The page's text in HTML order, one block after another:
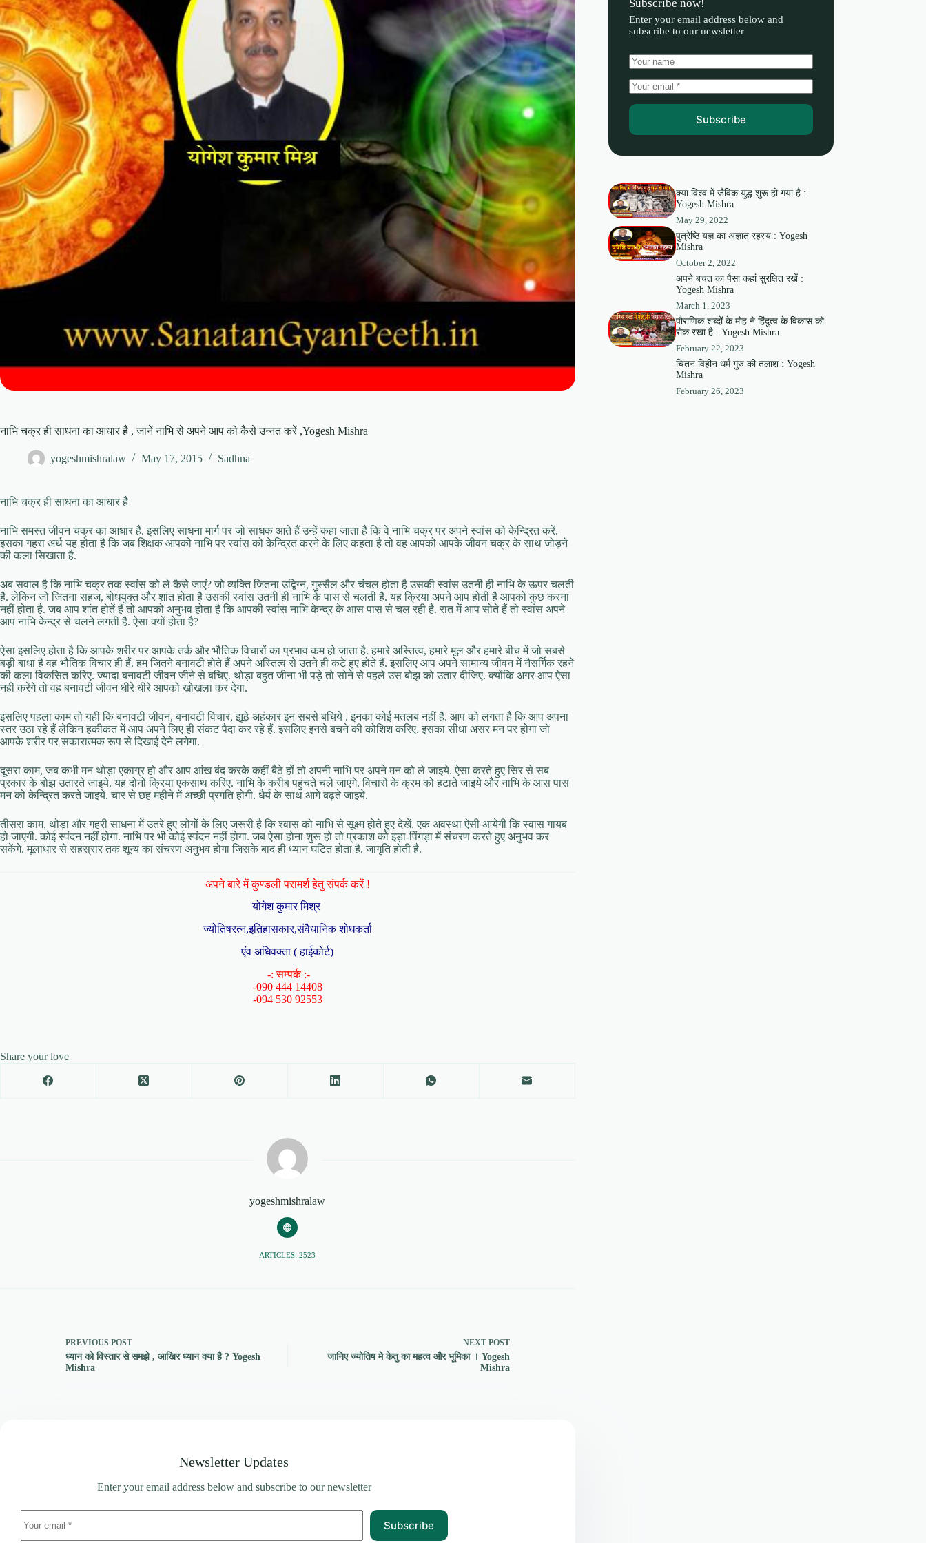
नाभि चक्र ही साधना का आधार है , जानें नाभि से अपने आप को कैसे उन्नत करें ,Yogesh Mishra
yogeshmishralaw May 17, 2015 Sadhna
नाभि चक्र ही साधना का आधार है
नाभि समस्त जीवन चक्र का आधार है. इसलिए साधना मार्ग पर जो साधक आते हैं उन्हें कहा जाता है कि वे नाभि चक्र पर अपने स्वांस को केन्द्रित करें.
इसका गहरा अर्थ यह होता है कि जब शिक्षक आपको नाभि पर स्वांस को केन्द्रित करने के लिए कहता है तो वह आपको आपके जीवन चक्र के साथ जोड़ने
की कला सिखाता है.
अब सवाल है कि नाभि चक्र तक स्वांस को ले कैसे जाएं? जो व्यक्ति जितना उद्विग्न, गुस्सैल और चंचल होता है उसकी स्वांस उतनी ही नाभि के ऊपर चलती
है. लेकिन जो जितना सहज, बोधयुक्त और शांत होता है उसकी स्वांस उतनी ही नाभि के पास से चलती है. यह क्रिया अपने आप होती है आपको कुछ करना
नहीं होता है. जब आप शांत होतें हैं तो आपको अनुभव होता है कि आपकी स्वांस नाभि केन्द्र के आस पास से चल रही है. रात में आप सोते हैं तो स्वांस अपने
आप नाभि केन्द्र से चलने लगती है. ऐसा क्यों होता है?
ऐसा इसलिए होता है कि आपके शरीर पर आपके तर्क और भौतिक विचारों का प्रभाव कम हो जाता है. हमारे अस्तित्व, हमारे मूल और हमारे बीच में जो सबसे
बड़ी बाधा है वह भौतिक विचार ही हैं. हम जितने बनावटी होते हैं अपने अस्तित्व से उतने ही कटे हुए होते हैं. इसलिए आप अपने सामान्य जीवन में नैसर्गिक रहने
की कला विकसित करिए. ज्यादा बनावटी जीवन जीने से बचिए. थोड़ा बहुत जीना भी पड़े तो सोने से पहले उस बोझ को उतार दीजिए. क्योंकि अगर आप ऐसा
नहीं करेंगे तो वह बनावटी जीवन धीरे धीरे आपको खोखला कर देगा.
इसलिए पहला काम तो यही कि बनावटी जीवन, बनावटी विचार, झूठे अहंकार इन सबसे बचिये . इनका कोई मतलब नहीं है. आप को लगता है कि आप अपना
स्तर उठा रहे हैं लेकिन हकीकत में आप अपने लिए ही संकट पैदा कर रहे हैं. इसलिए इनसे बचने की कोशिश करिए. इसका सीधा असर मन पर होगा जो
आपके शरीर पर सकारात्मक रूप से दिखाई देने लगेगा.
दूसरा काम, जब कभी मन थोड़ा एकाग्र हो और आप आंख बंद करके कहीं बैठे हों तो अपनी नाभि पर अपने मन को ले जाइये. ऐसा करते हुए सिर से सब
प्रकार के बोझ उतारते जाइये. यह दोनों क्रिया एकसाथ करिए. नाभि के करीब पहुंचते चले जाएंगे. विचारों के क्रम को हटाते जाइये और नाभि के आस पास
मन को केन्द्रित करते जाइये. चार से छह महीने में अच्छी प्रगति होगी. धैर्य के साथ आगे बढ़ते जाइये.
तीसरा काम, थोड़ा और गहरी साधना में उतरे हुए लोगों के लिए जरूरी है कि श्वास को नाभि से सूक्ष्म होते हुए देखें. एक अवस्था ऐसी आयेगी कि स्वास गायब
हो जाएगी. कोई स्पंदन नहीं होगा. नाभि पर भी कोई स्पंदन नहीं होगा. जब ऐसा होना शुरू हो तो प्रकाश को इड़ा-पिंगड़ा में संचरण करते हुए अनुभव कर
सकेंगे. मूलाधार से सहस्रार तक शून्य का संचरण अनुभव होगा जिसके बाद ही ध्यान घटित होता है. जागृति होती है.
अपने बारे में कुण्डली परामर्श हेतु संपर्क करें !
योगेश कुमार मिश्र
ज्योतिषरत्न,इतिहासकार,संवैधानिक शोधकर्ता
एंव अधिवक्ता ( हाईकोर्ट)
-: सम्पर्क :-
-090 444 14408
-094 530 92553
Share your love
yogeshmishralaw
ARTICLES: 2523
PREVIOUS POST
ध्यान को विस्तार से समझे , आखिर ध्यान क्या है ? Yogesh
Mishra
NEXT POST
जानिए ज्योतिष मे केतु का महत्व और भूमिका । Yogesh
Mishra
Newsletter Updates
Enter your email address below and subscribe to our newsletter
Subscribe
Subscribe now!
Enter your email address below and
subscribe to our newsletter
Subscribe
क्या विश्व में जैविक युद्ध शुरू हो गया है :
Yogesh Mishra
May 29, 2022
पुत्रेष्ठि यज्ञ का अज्ञात रहस्य : Yogesh
Mishra
October 2, 2022
अपने बचत का पैसा कहां सुरक्षित रखें :
Yogesh Mishra
March 1, 2023
पौराणिक शब्दों के मोह ने हिंदुत्व के विकास को
रोक रखा है : Yogesh Mishra
February 22, 2023
चिंतन विहीन धर्म गुरु की तलाश : Yogesh
Mishra
February 26, 2023